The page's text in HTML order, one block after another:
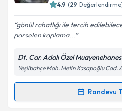
Kişisel verilerimin
Metni'ni okudum ve
kapsamda işlenmesini
4.9 (29 Değerlendirme)
gönül rahatlığı ile tercih
porselen kaplama...
Dt. Can Adalı Özel Muayenehanesi
Yeşilbahçe Mah. Metin Kasapoğlu Cad.
Randevu
Randevu Takvimi